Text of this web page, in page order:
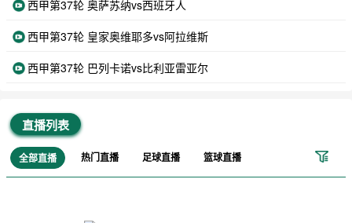
西甲第37轮 奥萨苏纳vs西班牙人
西甲第37轮 皇家奥维耶多vs阿拉维斯
西甲第37轮 巴列卡诺vs比利亚雷亚尔
直播列表
全部直播 热门直播 足球直播 篮球直播